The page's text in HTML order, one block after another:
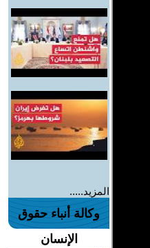
المزيد.....
وكالة أنباء حقوق
الإنسان